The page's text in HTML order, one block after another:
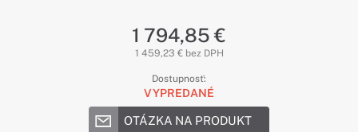
1 794,85 €
1 459,23 € bez DPH
Dostupnosť:
VYPREDANÉ
OTÁZKA NA PRODUKT